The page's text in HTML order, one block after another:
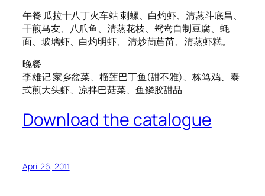
午餐 瓜拉十八丁火车站 刺螺、白灼虾、清蒸斗底昌、
干煎马友、八爪鱼、清蒸花枝、鸳鸯自制豆腐、蚝
面、玻璃虾、白灼明虾、 清炒茼茩苗、清蒸虾糕。
晚餐
李雄记 家乡盆菜、榴莲巴丁鱼(甜不雅)、栋笃鸡、泰
式煎大头虾、凉拌巴菇菜、鱼鳞胶甜品
Download the catalogue
April 26, 2011